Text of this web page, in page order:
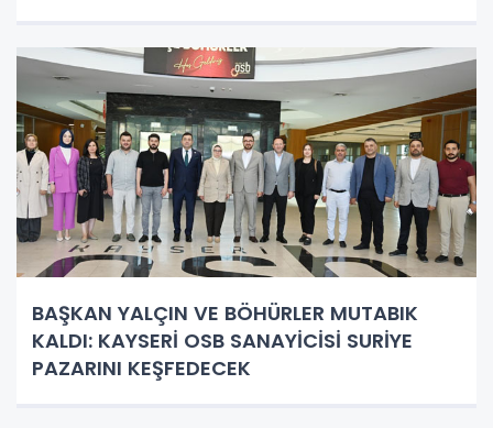
BAŞKAN YALÇIN VE BÖHÜRLER MUTABIK
KALDI: KAYSERİ OSB SANAYİCİSİ SURİYE
PAZARINI KEŞFEDECEK